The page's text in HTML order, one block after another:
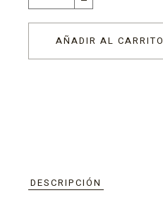
AÑADIR AL CARRITO
DESCRIPCIÓN